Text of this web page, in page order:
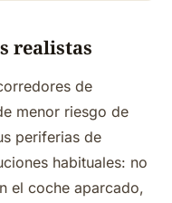
realistas
de
menor riesgo de
periferias de
habituales: no
el coche aparcado,